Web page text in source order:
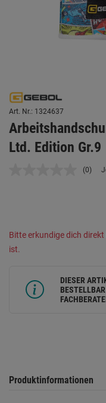
Art. Nr.: 1324637
Ltd. Edition Gr.9
Kein
(0)
Bitte erkundige dich
ist.
DIESER
Produktinformationen